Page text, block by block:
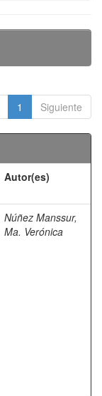
1 Siguiente
Autor(es)
Núñez Manssur,
Ma. Verónica